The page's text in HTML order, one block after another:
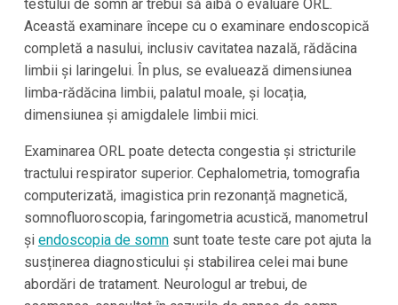
testului de somn ar trebui să aibă o evaluare ORL.
Această examinare începe cu o examinare endoscopică
completă a nasului, inclusiv cavitatea nazală, rădăcina
limbii și laringelui. În plus, se evaluează dimensiunea
limba-rădăcina limbii, palatul moale, și locația,
dimensiunea și amigdalele limbii mici.
Examinarea ORL poate detecta congestia și stricturile
tractului respirator superior. Cephalometria, tomografia
computerizată, imagistica prin rezonanță magnetică,
somnofluoroscopia, faringometria acustică, manometrul
și endoscopia de somnsunt toate teste care pot ajuta la
susținerea diagnosticului și stabilirea celei mai bune
abordări de tratament. Neurologul ar trebui, de